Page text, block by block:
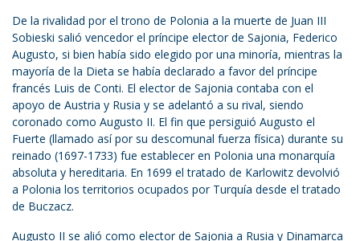
De la rivalidad por el trono de Polonia a la muerte de Juan III
Sobieski salió vencedor el príncipe elector de Sajonia, Federico
Augusto, si bien había sido elegido por una minoría, mientras la
mayoría de la Dieta se había declarado a favor del príncipe
francés Luis de Conti. El elector de Sajonia contaba con el
apoyo de Austria y Rusia y se adelantó a su rival, siendo
coronado como Augusto II. El fin que persiguió Augusto el
Fuerte (llamado así por su descomunal fuerza física) durante su
reinado (1697-1733) fue establecer en Polonia una monarquía
absoluta y hereditaria. En 1699 el tratado de Karlowitz devolvió
a Polonia los territorios ocupados por Turquía desde el tratado
de Buczacz.
Augusto II se alió como elector de Sajonia a Rusia y Dinamarca